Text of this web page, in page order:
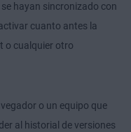
hayan sincronizado con
cuanto antes la
o cualquier otro
o un equipo que
al historial de versiones